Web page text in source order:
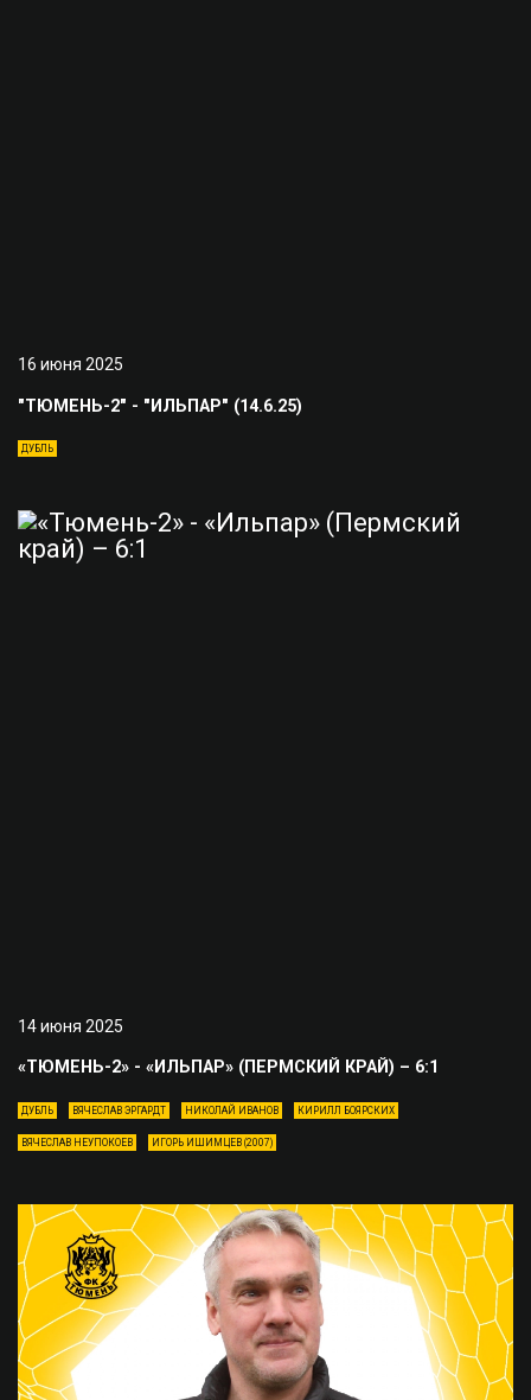
16 июня 2025
"ТЮМЕНЬ-2" - "ИЛЬПАР" (14.6.25)
ДУБЛЬ
14 июня 2025
«ТЮМЕНЬ-2» - «ИЛЬПАР» (ПЕРМСКИЙ КРАЙ) – 6:1
ДУБЛЬ ВЯЧЕСЛАВ ЭРГАРДТ НИКОЛАЙ ИВАНОВ КИРИЛЛ БОЯРСКИХ
ВЯЧЕСЛАВ НЕУПОКОЕВ ИГОРЬ ИШИМЦЕВ (2007)